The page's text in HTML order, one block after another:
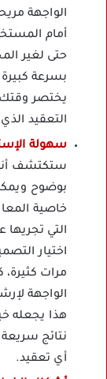
الواجهة
أمام
حتى لغير
بسرعة كبيرة
يختصر
التعقيد
سهولة
ستكتشف أنه
بوضوح
خاصية
التي
اختيار
مرات
الواجهة
هذا يجعله
نتائج
أي تعقيد.